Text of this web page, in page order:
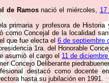
de Ramosnació el miércoles, 17
primaria y profesora de Historia
como Concejal de la localidad
que fue electa el 6 de septiembre
1ra. del Honorable
asumió el cargo el 11 de
Concejo Deliberante
destacó como docente
hasta su jubilación en 1991.